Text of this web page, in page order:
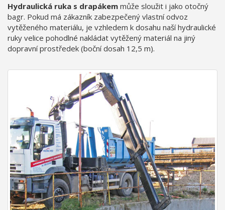
Hydraulická ruka s drapákem může sloužit i jako otočný
bagr. Pokud má zákazník zabezpečený vlastní odvoz
vytěženého materiálu, je vzhledem k dosahu naší hydraulické
ruky velice pohodlné nakládat vytěžený materiál na jiný
dopravní prostředek (boční dosah 12,5 m).